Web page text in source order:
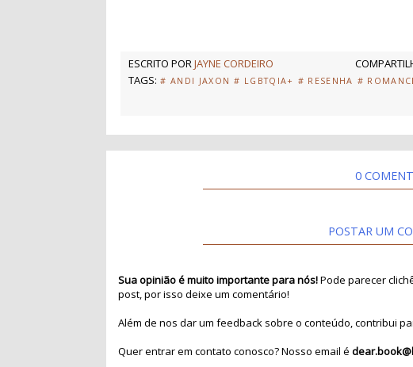
ESCRITO PORJAYNE CORDEIRO
TAGS: # ANDI JAXON # LGBTQIA+ # RESENHA #
0
POSTAR UM
Sua opinião é muito importante para nós!Pode parecer
post, por isso deixe um comentário!
Além de nos dar um feedback sobre o conteúdo, contribui
Quer entrar em contato conosco? Nosso email é